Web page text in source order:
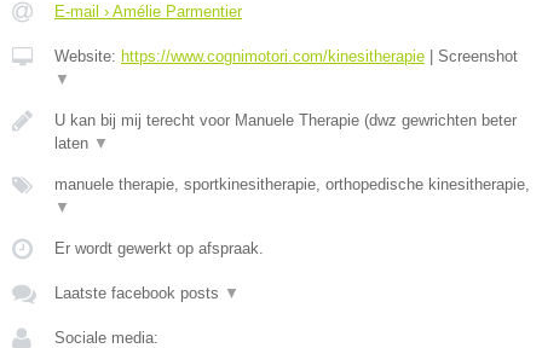
E-mail › Amélie Parmentier
Website: https://www.cognimotori.com/kinesitherapie | Screenshot
▼
U kan bij mij terecht voor Manuele Therapie (dwz gewrichten beter
laten ▼
manuele therapie, sportkinesitherapie, orthopedische kinesitherapie,
▼
Er wordt gewerkt op afspraak.
Laatste facebook posts ▼
Sociale media: